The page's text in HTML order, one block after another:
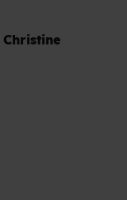
Christine